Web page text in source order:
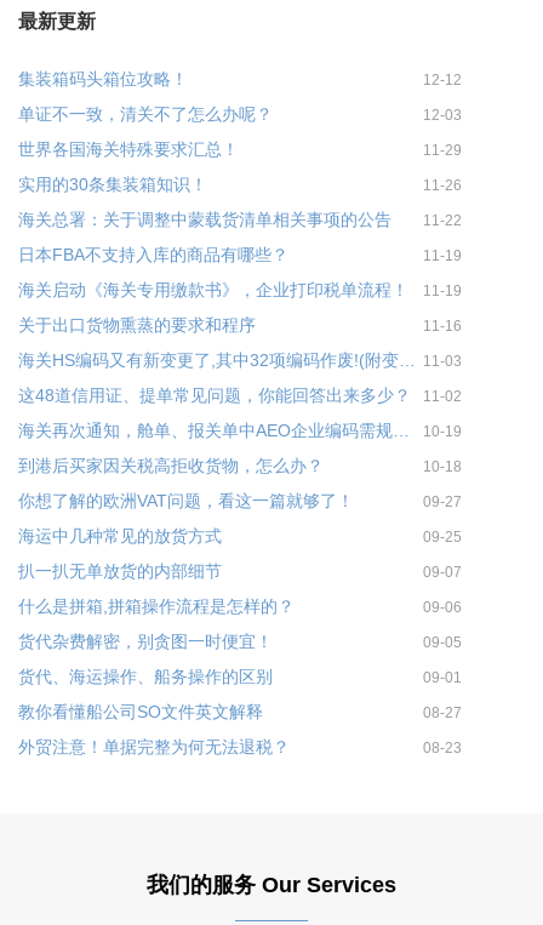
最新更新
集装箱码头箱位攻略！ 12-12
单证不一致，清关不了怎么办呢？ 12-03
世界各国海关特殊要求汇总！ 11-29
实用的30条集装箱知识！ 11-26
海关总署：关于调整中蒙载货清单相关事项的公告 11-22
日本FBA不支持入库的商品有哪些？ 11-19
海关启动《海关专用缴款书》，企业打印税单流程！ 11-19
关于出口货物熏蒸的要求和程序 11-16
海关HS编码又有新变更了,其中32项编码作废!(附变更表) 11-03
这48道信用证、提单常见问题，你能回答出来多少？ 11-02
海关再次通知，舱单、报关单中AEO企业编码需规范填报 10-19
到港后买家因关税高拒收货物，怎么办？ 10-18
你想了解的欧洲VAT问题，看这一篇就够了！ 09-27
海运中几种常见的放货方式 09-25
扒一扒无单放货的内部细节 09-07
什么是拼箱,拼箱操作流程是怎样的？ 09-06
货代杂费解密，别贪图一时便宜！ 09-05
货代、海运操作、船务操作的区别 09-01
教你看懂船公司SO文件英文解释 08-27
外贸注意！单据完整为何无法退税？ 08-23
我们的服务 Our Services